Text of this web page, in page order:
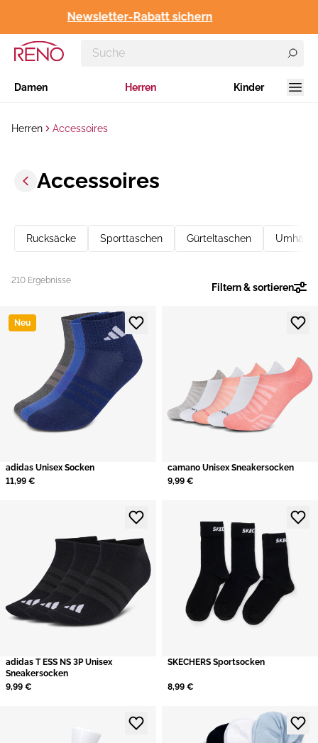
Newsletter-Rabatt sichern
Damen Herren Kinder
Herren Accessoires
Accessoires
Rucksäcke Sporttaschen Gürteltaschen
Filtern & sortieren
210 Ergebnisse
Neu
adidas Unisex Socken
11,99 €
camano Unisex Sneakersocken
9,99 €
adidas T ESS NS 3P Unisex
Sneakersocken
9,99 €
​SKECHERS Sportsocken
8,99 €